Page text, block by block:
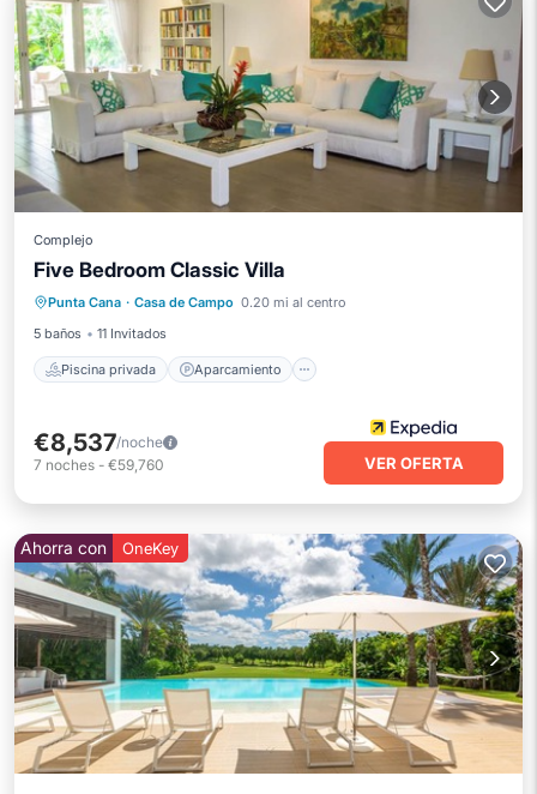
Complejo
Five Bedroom Classic Villa
Punta Cana · Casa de Campo 0.20 mi al centro
5 baños
11 Invitados
Piscina privada Aparcamiento
Piscina privada
Aparcamiento
Piscina
Balcón/Terraza
€8,537/noche
7 noches - €59,760 VER OFERTA
Ahorra con OneKey